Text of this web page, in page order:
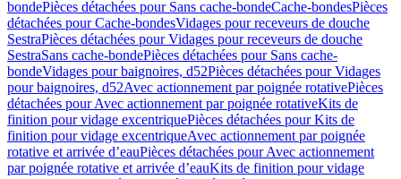
bondePièces détachées pour Sans cache-bondeCache-bondesPièces
détachées pour Cache-bondesVidages pour receveurs de douche
SestraPièces détachées pour Vidages pour receveurs de douche
SestraSans cache-bondePièces détachées pour Sans cache-
bondeVidages pour baignoires, d52Pièces détachées pour Vidages
pour baignoires, d52Avec actionnement par poignée rotativePièces
détachées pour Avec actionnement par poignée rotativeKits de
finition pour vidage excentriquePièces détachées pour Kits de
finition pour vidage excentriqueAvec actionnement par poignée
rotative et arrivée d’eauPièces détachées pour Avec actionnement
par poignée rotative et arrivée d’eauKits de finition pour vidage